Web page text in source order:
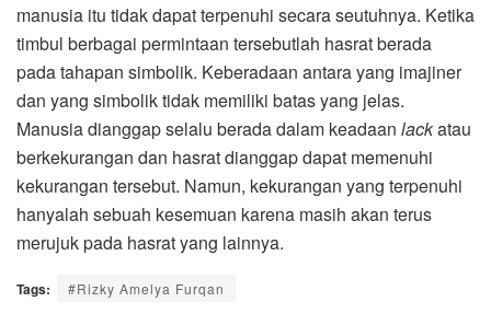
manusia itu tidak dapat terpenuhi secara seutuhnya. Ketika
timbul berbagai permintaan tersebutlah hasrat berada
pada tahapan simbolik. Keberadaan antara yang imajiner
dan yang simbolik tidak memiliki batas yang jelas.
Manusia dianggap selalu berada dalam keadaan lackatau
berkekurangan dan hasrat dianggap dapat memenuhi
kekurangan tersebut. Namun, kekurangan yang terpenuhi
hanyalah sebuah kesemuan karena masih akan terus
merujuk pada hasrat yang lainnya.
Tags: #Rizky Amelya Furqan